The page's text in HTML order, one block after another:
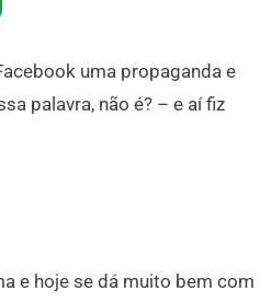
uma propaganda e
palavra, não é? – e aí fiz
e hoje se dá muito bem com